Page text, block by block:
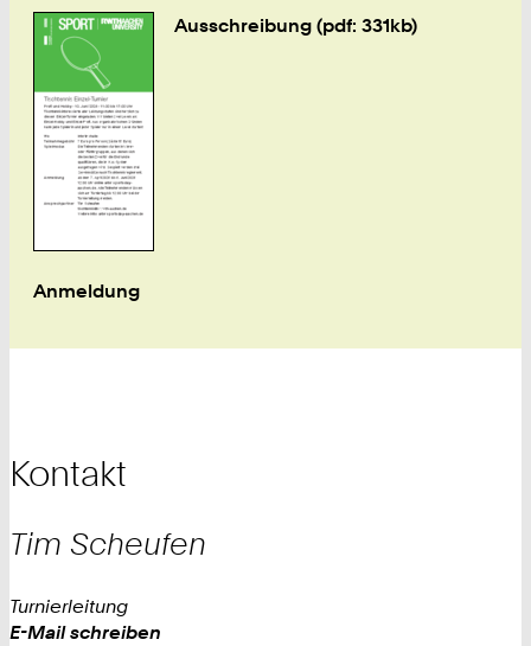
Ausschreibung (pdf: 331kb)
Anmeldung
Kontakt
Tim Scheufen
Turnierleitung
Work
E-Mail schreiben